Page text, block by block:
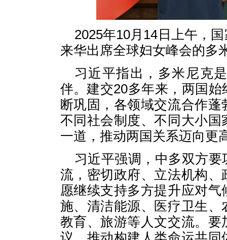
2025年10月14日上午，
来华出席全球妇女峰会的多
习近平指出，多米尼克
伴。建交20多年来，两国
断巩固，各领域交流合作
不同社会制度、不同大小
一道，推动两国关系迈向更
习近平强调，中多双方
流，密切政府、立法机构
愿继续支持多方提升应对
施、清洁能源、医疗卫生
教育、旅游等人文交流。